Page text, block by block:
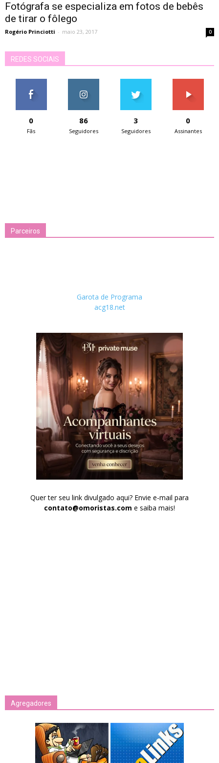
Fotógrafa se especializa em fotos de bebês
de tirar o fôlego
Rogério Princiotti - maio 23, 2017 0
REDES SOCIAIS
0
Fãs
86
Seguidores
3
Seguidores
0
Assinantes
Parceiros
Garota de Programa
acg18.net
Quer ter seu link divulgado aqui? Envie e-mail para
contato@omoristas.com e saiba mais!
Agregadores